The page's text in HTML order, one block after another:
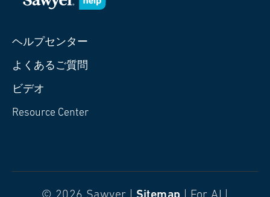
ヘルプセンター
よくあるご質問
ビデオ
Resource Center